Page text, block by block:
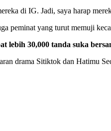
di IG. Jadi, saya harap
peminat yang turut memuji
lebih 30,000 tanda suka
drama Sitiktok dan Hatimu